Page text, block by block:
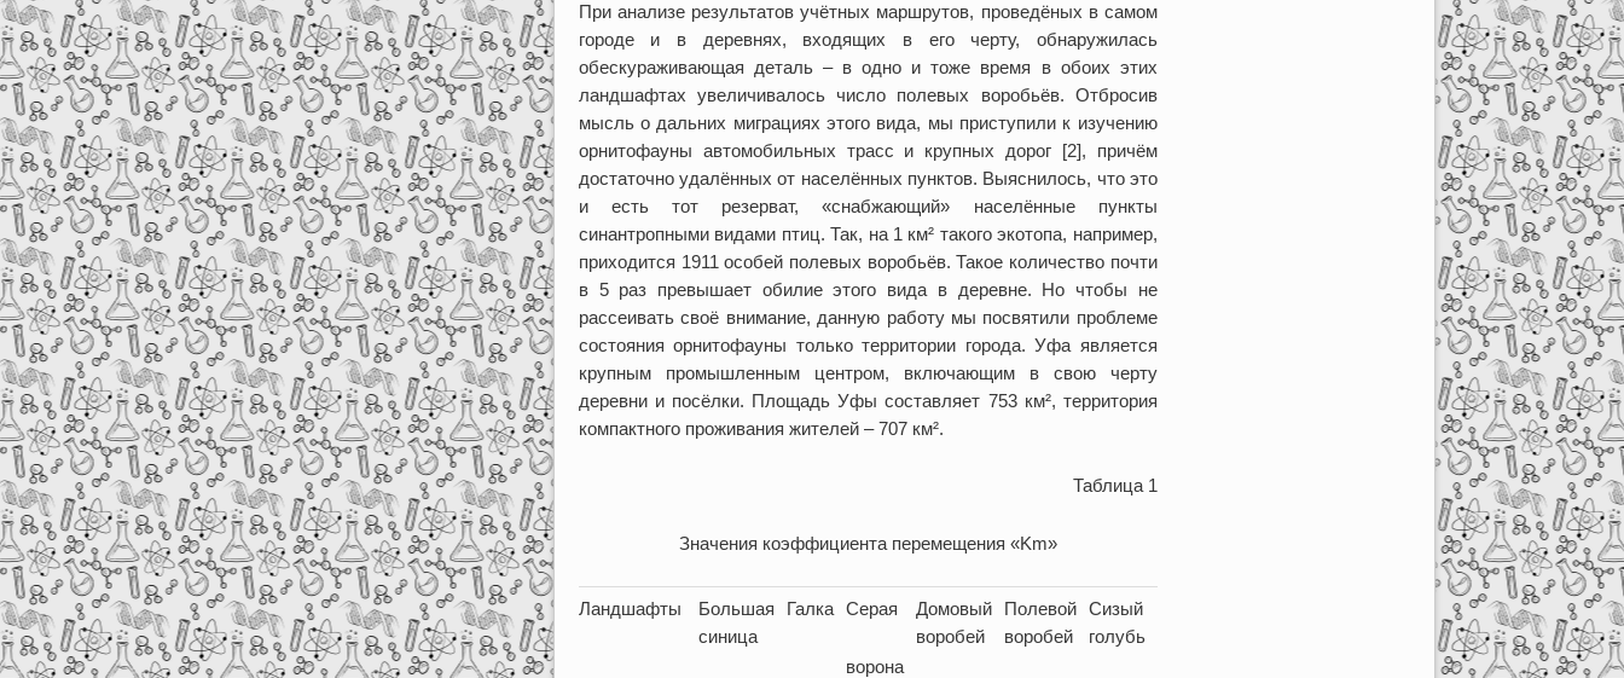
При анализе результатов учётных маршрутов, проведёных в самом
городе и в деревнях, входящих в его черту, обнаружилась
обескураживающая деталь – в одно и тоже время в обоих этих
ландшафтах увеличивалось число полевых воробьёв. Отбросив
мысль о дальних миграциях этого вида, мы приступили к изучению
орнитофауны автомобильных трасс и крупных дорог [2], причём
достаточно удалённых от населённых пунктов. Выяснилось, что это
и есть тот резерват, «снабжающий» населённые пункты
синантропными видами птиц. Так, на 1 км² такого экотопа, например,
приходится 1911 особей полевых воробьёв. Такое количество почти
в 5 раз превышает обилие этого вида в деревне. Но чтобы не
рассеивать своё внимание, данную работу мы посвятили проблеме
состояния орнитофауны только территории города. Уфа является
крупным промышленным центром, включающим в свою черту
деревни и посёлки. Площадь Уфы составляет 753 км², территория
компактного проживания жителей – 707 км².
Таблица 1
Значения коэффициента перемещения «Km»
Ландшафты
Большая
синица
Галка Серая
ворона
Домовый
воробей
Полевой
воробей
Сизый
голубь